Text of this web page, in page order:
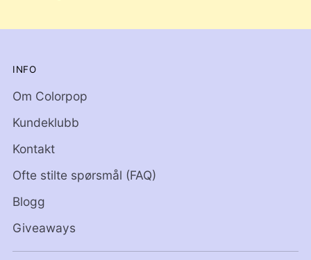
INFO
Om Colorpop
Kundeklubb
Kontakt
Ofte stilte spørsmål (FAQ)
Blogg
Giveaways